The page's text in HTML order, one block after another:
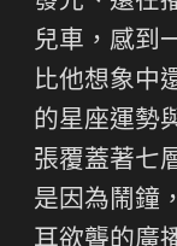
兒車，感到
比他想象中
的星座運勢
張覆蓋著七
是因為鬧鐘